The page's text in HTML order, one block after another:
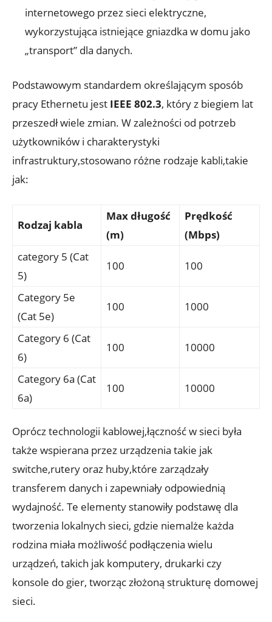
internetowego przez sieci elektryczne,
wykorzystująca istniejące gniazdka w domu jako
„transport” dla danych.
Podstawowym standardem określającym sposób
pracy Ethernetu jest IEEE 802.3, który z biegiem lat
przeszedł wiele zmian. W zależności od potrzeb
użytkowników i charakterystyki
infrastruktury,stosowano różne rodzaje kabli,takie
jak:
Rodzaj kabla
Max długość
(m)
Prędkość
(Mbps)
category 5 (Cat
5)
100 100
Category 5e
(Cat 5e)
100 1000
Category 6 (Cat
6)
100 10000
Category 6a (Cat
6a)
100 10000
Oprócz technologii kablowej,łączność w sieci była
także wspierana przez urządzenia takie jak
switche,rutery oraz huby,które zarządzały
transferem danych i zapewniały odpowiednią
wydajność. Te elementy stanowiły podstawę dla
tworzenia lokalnych sieci, gdzie niemalże każda
rodzina miała możliwość podłączenia wielu
urządzeń, takich jak komputery, drukarki czy
konsole do gier, tworząc złożoną strukturę domowej
sieci.